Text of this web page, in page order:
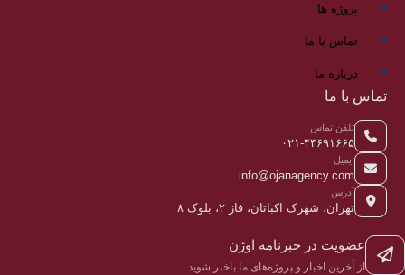
پروژه ها
تماس با ما
درباره ما
تماس با ما
تلفن تماس
۰۲۱-۴۴۶۹۱۶۶۵
ایمیل
info@ojanagency.com
آدرس
تهران، شهرک اکباتان، فاز ۲، بلوک ۸
عضویت در خبرنامه اوژن
از آخرین اخبار و پروژه‌های ما باخبر شوید